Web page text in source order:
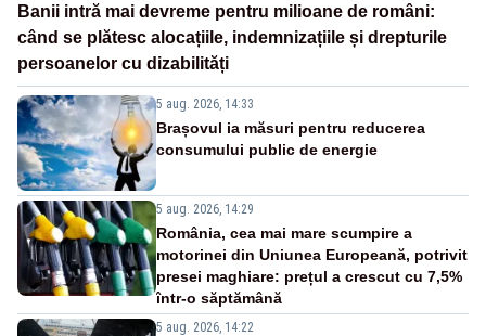
Banii intră mai devreme pentru milioane de români:
când se plătesc alocațiile, indemnizațiile și drepturile
persoanelor cu dizabilități
5 aug. 2026, 14:33
Brașovul ia măsuri pentru reducerea
consumului public de energie
5 aug. 2026, 14:29
România, cea mai mare scumpire a
motorinei din Uniunea Europeană, potrivit
presei maghiare: prețul a crescut cu 7,5%
într-o săptămână
5 aug. 2026, 14:22